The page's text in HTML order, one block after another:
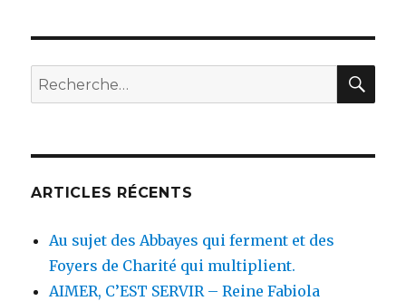
Recherche
pour
ARTICLES RÉCENTS
Au sujet des Abbayes qui ferment et des
Foyers de Charité qui multiplient.
AIMER, C’EST SERVIR – Reine Fabiola